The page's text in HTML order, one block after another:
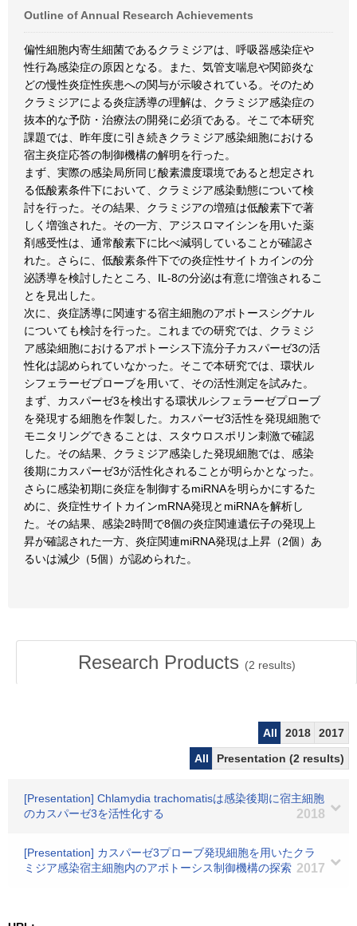
Outline of Annual Research Achievements
偏性細胞内寄生細菌であるクラミジアは、呼吸器感染症や
性行為感染症の原因となる。また、気管支喘息や関節炎な
どの慢性炎症性疾患への関与が示唆されている。そのため
クラミジアによる炎症誘導の理解は、クラミジア感染症の
抜本的な予防・治療法の開発に必須である。そこで本研究
課題では、昨年度に引き続きクラミジア感染細胞における
宿主炎症応答の制御機構の解明を行った。
まず、実際の感染局所同じ酸素濃度環境であると想定され
る低酸素条件下において、クラミジア感染動態について検
討を行った。その結果、クラミジアの増殖は低酸素下で著
しく増強された。その一方、アジスロマイシンを用いた薬
剤感受性は、通常酸素下に比べ減弱していることが確認さ
れた。さらに、低酸素条件下での炎症性サイトカインの分
泌誘導を検討したところ、IL-8の分泌は有意に増強されるこ
とを見出した。
次に、炎症誘導に関連する宿主細胞のアポトースシグナル
についても検討を行った。これまでの研究では、クラミジ
ア感染細胞におけるアポトーシス下流分子カスパーゼ3の活
性化は認められていなかった。そこで本研究では、環状ル
シフェラーゼプローブを用いて、その活性測定を試みた。
まず、カスパーゼ3を検出する環状ルシフェラーゼプローブ
を発現する細胞を作製した。カスパーゼ3活性を発現細胞で
モニタリングできることは、スタウロスポリン刺激で確認
した。その結果、クラミジア感染した発現細胞では、感染
後期にカスパーゼ3が活性化されることが明らかとなった。
さらに感染初期に炎症を制御するmiRNAを明らかにするた
めに、炎症性サイトカインmRNA発現とmiRNAを解析し
た。その結果、感染2時間で8個の炎症関連遺伝子の発現上
昇が確認された一方、炎症関連miRNA発現は上昇（2個）あ
るいは減少（5個）が認められた。
Research Products (2 results)
All 2018
2017
All
Presentation (2 results)
[Presentation] Chlamydia trachomatisは感染後期に宿主細胞
のカスパーゼ3を活性化する
2018
[Presentation] カスパーゼ3プローブ発現細胞を用いたクラ
ミジア感染宿主細胞内のアポトーシス制御機構の探索 2017